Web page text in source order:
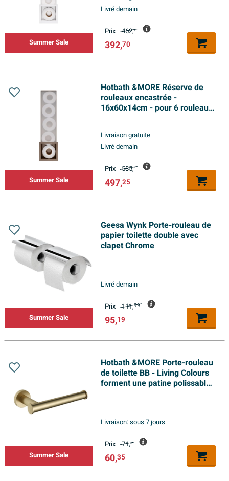
Summer Sale
Livré demain
Prix 462,-
392,70
Summer Sale
Hotbath &MORE Réserve de
rouleaux encastrée -
16x60x14cm - pour 6 rouleaux
Livraison gratuite
Livré demain
Prix 585,-
497,25
Summer Sale
Geesa Wynk Porte-rouleau de
papier toilette double avec
clapet Chrome
Livré demain
Prix 111,99
95,19
Summer Sale
Hotbath &MORE Porte-rouleau
de toilette BB - Living Colours
forment une patine polissable
Livraison:sous 7 jours
Prix 71,-
60,35